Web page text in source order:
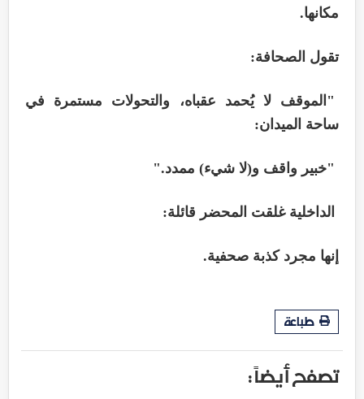
مكانها.
تقول الصحافة:
"الموقف لا يُحمد عقباه، والتحولات مستمرة في
ساحة الميدان:
"خبير واقف و(لا شيء) ممدد."
الداخلية غلقت المحضر قائلة:
إنها مجرد كذبة صحفية.
طباعة
تصفح أيضاً :